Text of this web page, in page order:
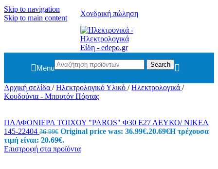
Skip to navigation
Skip to main content
Χονδρική πώληση
Menu Search
Αρχική σελίδα / Ηλεκτρολογικό Υλικό / Ηλεκτρολογικά /
Κουδούνια - Μπουτόν Πόρτας
ΠΛΑΦΟΝΙΕΡΑ ΤΟΙΧΟΥ "PAROS" Φ30 Ε27 ΛΕΥΚΟ/ ΝΙΚΕΛ
145-22404 36.99€ Original price was: 36.99€.20.69€Η τρέχουσα
τιμή είναι: 20.69€.
Επιστροφή στα προϊόντα